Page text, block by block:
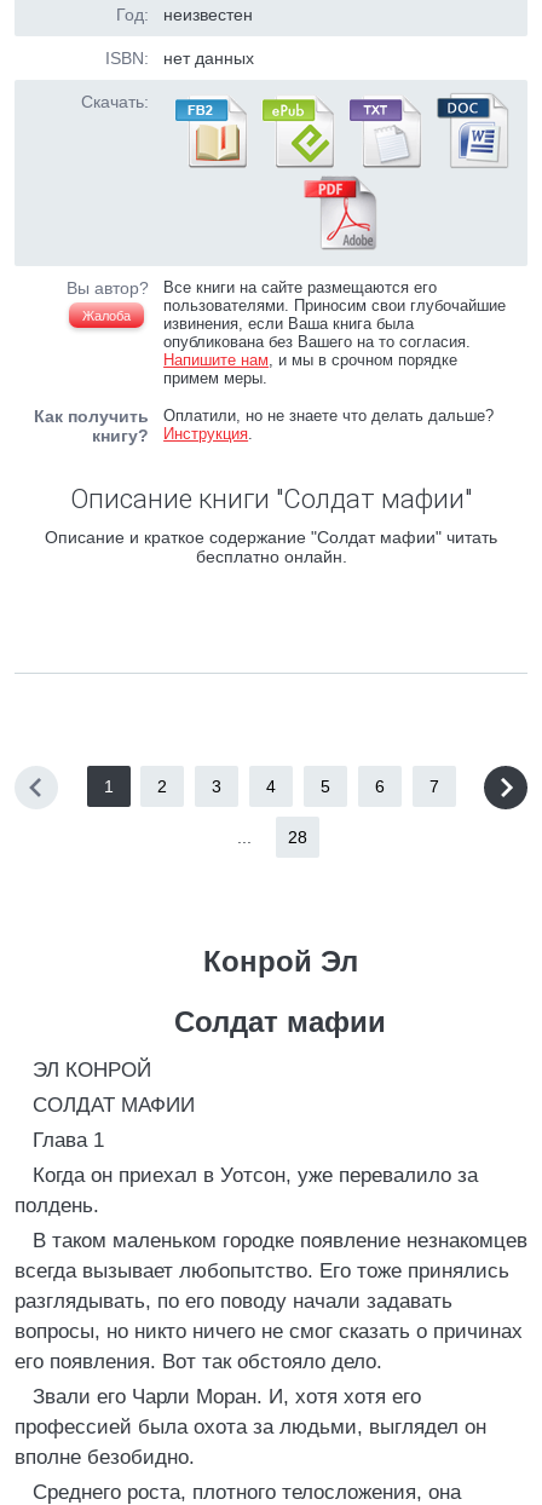
Год: неизвестен
ISBN: нет данных
Скачать:
Вы автор?
Жалоба
Все книги на сайте размещаются его
пользователями. Приносим свои глубочайшие
извинения, если Ваша книга была
опубликована без Вашего на то согласия.
Напишите нам, и мы в срочном порядке
примем меры.
Как получить
книгу?
Оплатили, но не знаете что делать дальше?
Инструкция.
Описание книги "Солдат мафии"
Описание и краткое содержание "Солдат мафии" читать
бесплатно онлайн.
1 2 3 4 5 6 7
28
Конрой Эл
Солдат мафии
ЭЛ КОНРОЙ
СОЛДАТ МАФИИ
Глава 1
Когда он приехал в Уотсон, уже перевалило за
полдень.
В таком маленьком городке появление незнакомцев
всегда вызывает любопытство. Его тоже принялись
разглядывать, по его поводу начали задавать
вопросы, но никто ничего не смог сказать о причинах
его появления. Вот так обстояло дело.
Звали его Чарли Моран. И, хотя хотя его
профессией была охота за людьми, выглядел он
вполне безобидно.
Среднего роста, плотного телосложения, она